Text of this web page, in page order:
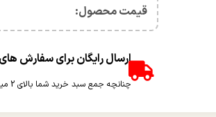
قیمت محصول:​
ارسال رایگان برای سفارش های بالای 2 میلیون و 500 هزار
چنانچه جمع سبد خرید شما بالای 2 میلیون و 500 هزار تومان شود هزینه پست برای شما به صورت رایگان محاسبه خواهد شد.